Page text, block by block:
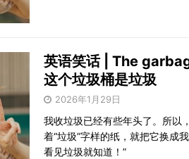
英语笑话 | The
这个垃圾桶是垃圾
2026年1月29日
我收垃圾已经有些年头了。所以
着“垃圾”字样的纸，就把它换成
看见垃圾就知道！”